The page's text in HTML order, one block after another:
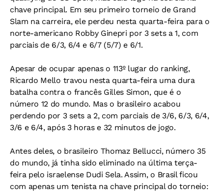
chave principal. Em seu primeiro torneio de Grand
Slam na carreira, ele perdeu nesta quarta-feira para o
norte-americano Robby Ginepri por 3 sets a 1, com
parciais de 6/3, 6/4 e 6/7 (5/7) e 6/1.
Apesar de ocupar apenas o 113º lugar do ranking,
Ricardo Mello travou nesta quarta-feira uma dura
batalha contra o francês Gilles Simon, que é o
número 12 do mundo. Mas o brasileiro acabou
perdendo por 3 sets a 2, com parciais de 3/6, 6/3, 6/4,
3/6 e 6/4, após 3 horas e 32 minutos de jogo.
Antes deles, o brasileiro Thomaz Bellucci, número 35
do mundo, já tinha sido eliminado na última terça-
feira pelo israelense Dudi Sela. Assim, o Brasil ficou
com apenas um tenista na chave principal do torneio: